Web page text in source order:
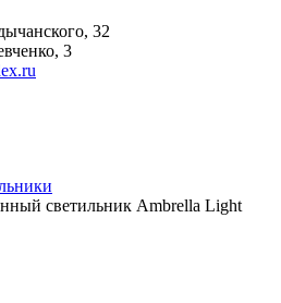
32
3
светильник Ambrella Light